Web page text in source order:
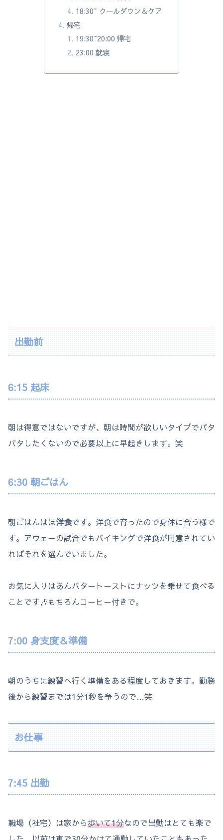
18:30~ クールダウン＆ケア
帰宅
19:30~20:00 帰宅
23:00 就寝
出勤前
6:15 起床
朝は得意ではないですが、朝は時間が欲しいタイプでバタ
バタしたくないので必要以上に早起きします。笑
6:30 朝ごはん
朝ごはんはほ洋食です。洋食で育ったので身体に合う様で
す。アウェーの試合でもバイキングで洋食が用意されてい
ればそれを選んでいました。
お気に入りはあんバタートーストにナッツを乗せて食べる
ことです🎶もちろんコーヒー付きで。
7:00 身支度＆準備
朝のうちに練習へ行く準備をある程度しておきます。勤務
後から練習までは1分1秒を争うので…笑
お仕事
7:45 出勤
職場（社宅）は家から歩いて1分なので出勤はとても楽で